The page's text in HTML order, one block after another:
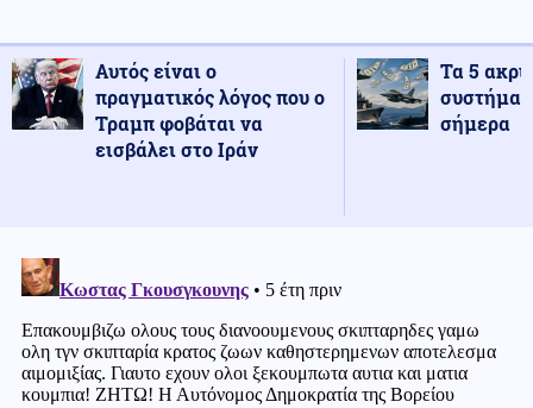
Αυτός είναι ο
πραγματικός λόγος που ο
Τραμπ φοβάται να
εισβάλει στο Ιράν
Τα 5
σήμερα